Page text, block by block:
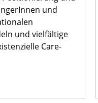
und
und vielfältige
Care-